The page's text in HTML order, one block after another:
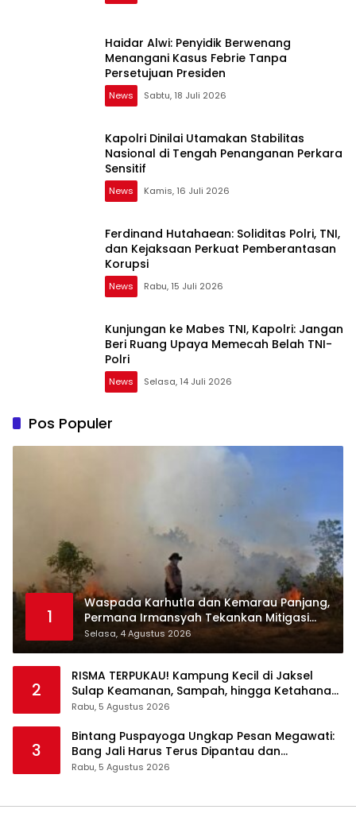
Haidar Alwi: Penyidik Berwenang
Menangani Kasus Febrie Tanpa
Persetujuan Presiden
News Sabtu, 18 Juli 2026
Kapolri Dinilai Utamakan Stabilitas
Nasional di Tengah Penanganan Perkara
Sensitif
News Kamis, 16 Juli 2026
Ferdinand Hutahaean: Soliditas Polri, TNI,
dan Kejaksaan Perkuat Pemberantasan
Korupsi
News Rabu, 15 Juli 2026
Kunjungan ke Mabes TNI, Kapolri: Jangan
Beri Ruang Upaya Memecah Belah TNI-
Polri
News Selasa, 14 Juli 2026
Pos Populer
1
Waspada Karhutla dan Kemarau Panjang,
Permana Irmansyah Tekankan Mitigasi
Berbasis Komunitas
Selasa, 4 Agustus 2026
2
RISMA TERPUKAU! Kampung Kecil di Jaksel
Sulap Keamanan, Sampah, hingga Ketahanan
Pangan Jadi Satu Sistem
Rabu, 5 Agustus 2026
3
Bintang Puspayoga Ungkap Pesan Megawati:
Bang Jali Harus Terus Dipantau dan
Dikembangkan
Rabu, 5 Agustus 2026